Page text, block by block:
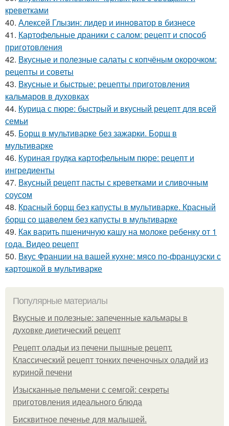
креветками
40. Алексей Глызин: лидер и инноватор в бизнесе
41. Картофельные драники с салом: рецепт и способ
приготовления
42. Вкусные и полезные салаты с копчёным окорочком:
рецепты и советы
43. Вкусные и быстрые: рецепты приготовления
кальмаров в духовках
44. Курица с пюре: быстрый и вкусный рецепт для всей
семьи
45. Борщ в мультиварке без зажарки. Борщ в
мультиварке
46. Куриная грудка картофельным пюре: рецепт и
ингредиенты
47. Вкусный рецепт пасты с креветками и сливочным
соусом
48. Красный борщ без капусты в мультиварке. Красный
борщ со щавелем без капусты в мультиварке
49. Как варить пшеничную кашу на молоке ребенку от 1
года. Видео рецепт
50. Вкус Франции на вашей кухне: мясо по-французски с
картошкой в мультиварке
Популярные материалы
Вкусные и полезные: запеченные кальмары в
духовке диетический рецепт
Рецепт оладьи из печени пышные рецепт.
Классический рецепт тонких печеночных оладий из
куриной печени
Изысканные пельмени с семгой: секреты
приготовления идеального блюда
Бисквитное печенье для малышей.